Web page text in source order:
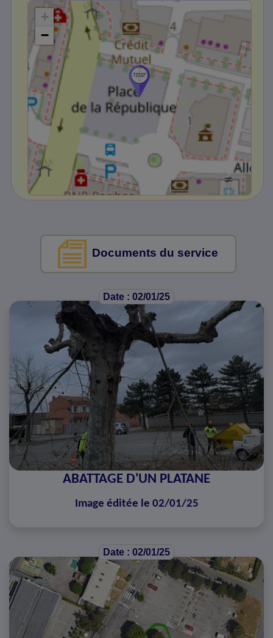
+
−
Documents du service
Date : 02/01/25
ABATTAGE D'UN PLATANE
Image éditée le 02/01/25
Date : 02/01/25